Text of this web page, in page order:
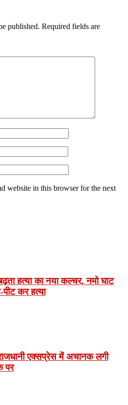
published. Required fields are
website in this browser for the next
हत्या का नया कल्चर, नमो घाट
कर हत्या
एक्सप्रेस में अचानक लगी
पर